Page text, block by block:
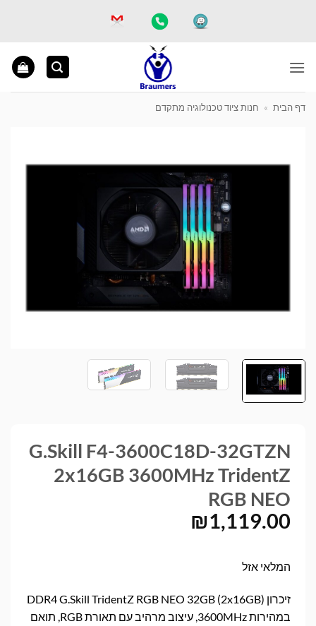
דף הבית » חנות ציוד טכנולוגיה מתקדם
G.Skill F4-3600C18D-32GTZN
2x16GB 3600MHz TridentZ
RGB NEO
₪1,119.00
המלאי אזל
זיכרון DDR4 G.Skill TridentZ RGB NEO 32GB (2x16GB)
במהירות 3600MHz, עיצוב מרהיב עם תאורת RGB, תואם